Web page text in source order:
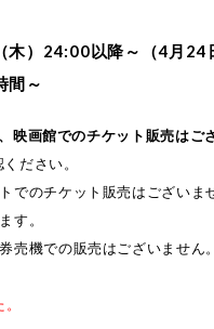
）24:00以降～（4月24
間～
画館でのチケット販売はご
ださい。
のチケット販売はございま
す。
売機での販売はございません